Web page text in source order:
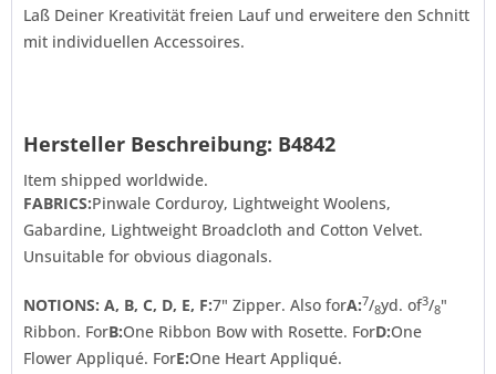
Laß Deiner Kreativität freien Lauf und erweitere den Schnitt
mit individuellen Accessoires.
Hersteller Beschreibung: B4842
Item shipped worldwide.
FABRICS:Pinwale Corduroy, Lightweight Woolens,
Gabardine, Lightweight Broadcloth and Cotton Velvet.
Unsuitable for obvious diagonals.
NOTIONS: A, B, C, D, E, F:7" Zipper. Also forA:7/8yd. of3/8"
Ribbon. ForB:One Ribbon Bow with Rosette. ForD:One
Flower Appliqué. ForE:One Heart Appliqué.